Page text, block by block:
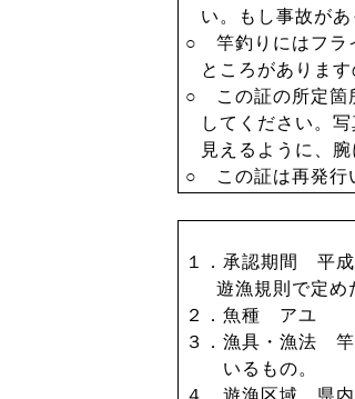
い。もし事故が
○ 竿釣りにはフラ
ところがありま
○ この証の所定箇
してください。
見えるように、
○ この証は再発行
１．承認期間 平成
遊漁規則で定め
２．魚種 アユ
３．漁具・漁法 竿
いるもの。